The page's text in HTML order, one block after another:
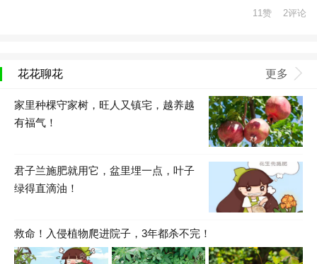
11赞 2评论
花花聊花 更多
家里种棵守家树，旺人又镇宅，越养越
有福气！
君子兰施肥就用它，盆里埋一点，叶子
绿得直滴油！
救命！入侵植物爬进院子，3年都杀不完！